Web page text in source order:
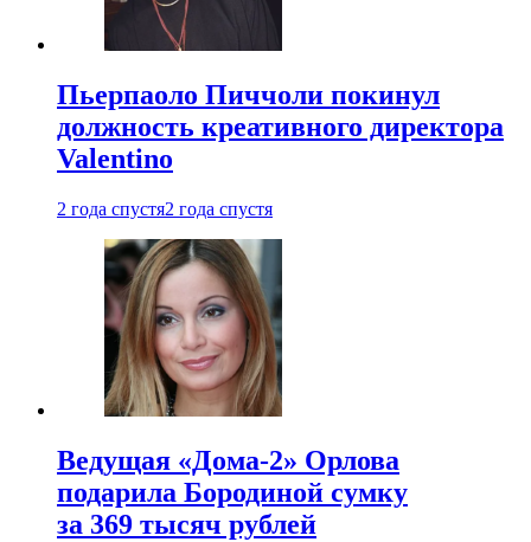
Пьерпаоло Пиччоли покинул
должность креативного директора
Valentino
2 года спустя2 года спустя
Ведущая «Дома-2» Орлова
подарила Бородиной сумку
за 369 тысяч рублей